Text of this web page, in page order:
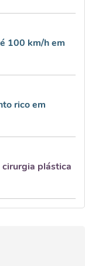
100 km/h em
rico em
cirurgia plástica